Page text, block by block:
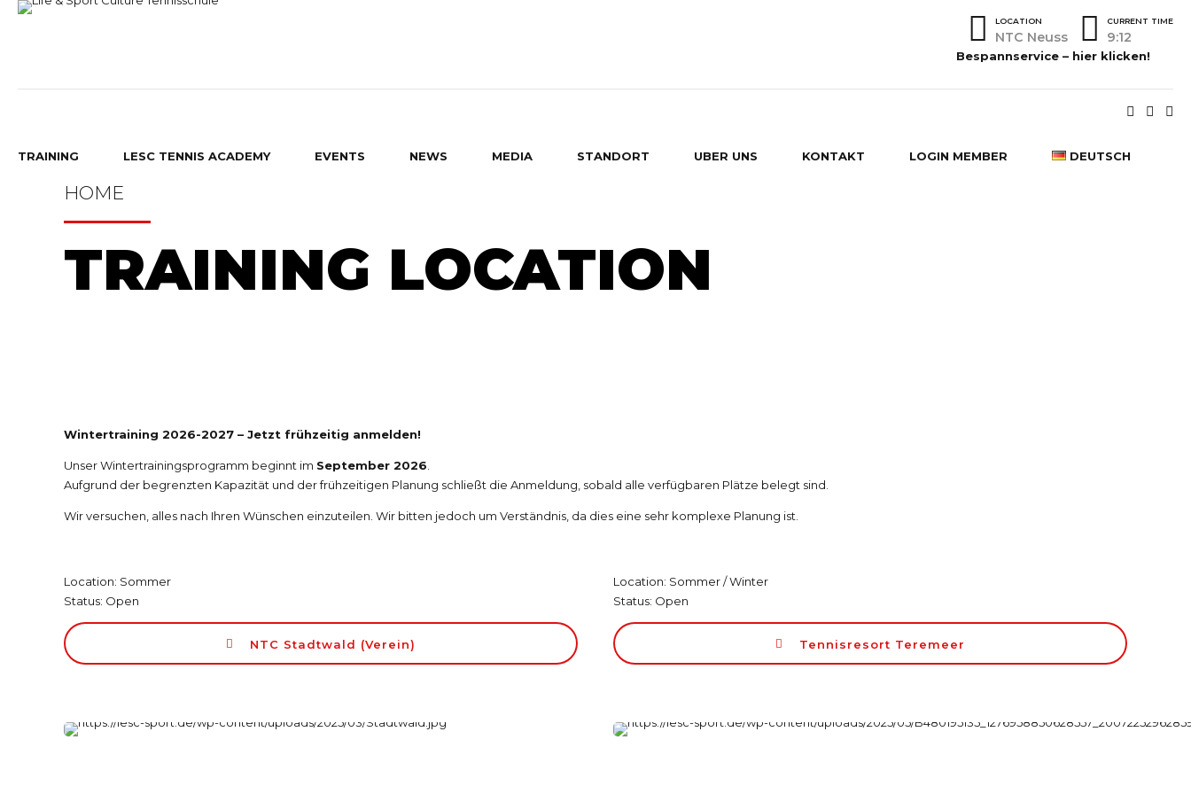
CURRENT TIME
9:12
LOCATION
NTC Neuss
Bespannservice – hier klicken!
TRAINING
BAMBINI TENNIS
LESC TENNIS ACADEMY EVENTS NEWS MEDIA STANDORT UBER UNS KONTAKT LOGIN MEMBER DEUTSCH
HOME
TRAINING LOCATION
Wintertraining 2026-2027 – Jetzt frühzeitig anmelden!
Unser Wintertrainingsprogramm beginnt im September 2026.
Aufgrund der begrenzten Kapazität und der frühzeitigen Planung schließt die Anmeldung, sobald alle verfügbaren Plätze belegt sind.
Wir versuchen, alles nach Ihren Wünschen einzuteilen. Wir bitten jedoch um Verständnis, da dies eine sehr komplexe Planung ist.
Location: Sommer
Status: Open
NTC Stadtwald (Verein)
Location: Sommer / Winter
Status: Open
Tennisresort Teremeer